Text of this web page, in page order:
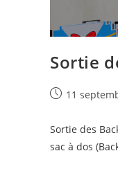
Sortie
Publication
11
Sortie des
sac à dos